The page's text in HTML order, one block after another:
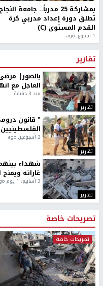
بمشاركة 25 مدرباً.. جامعة النجاح
تطلق دورة إعداد مدربي كرة
القدم المستوى (C)
1 اسبوع. ago
تقارير
تقارير
بالصور|
العاجل مع
منذ 3 دقيقة
تقارير
" قانون
2 أسبوعين ago
تقارير
شهداء
غاراته
3 أسابيع، 1 يوم ago
تصريحات خاصة
تصريحات خاصة